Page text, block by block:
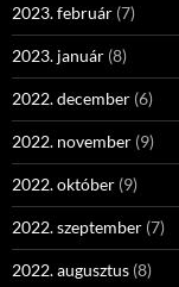
2023. február (7)
2023. január (8)
2022. december (6)
2022. november (9)
2022. október (9)
2022. szeptember (7)
2022. augusztus (8)